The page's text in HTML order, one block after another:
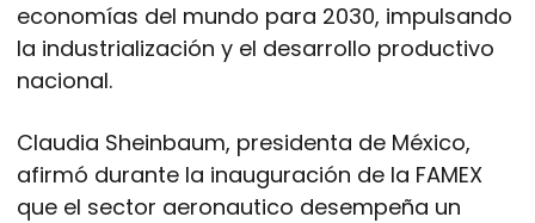
economías del mundo para 2030, impulsando
la industrialización y el desarrollo productivo
nacional.
Claudia Sheinbaum, presidenta de México,
afirmó durante la inauguración de la FAMEX
que el sector aeronautico desempeña un